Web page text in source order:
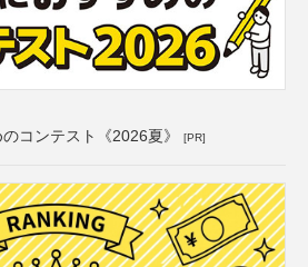
コンテスト《2026夏》 [PR]